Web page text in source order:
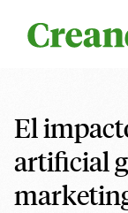
El
artificial